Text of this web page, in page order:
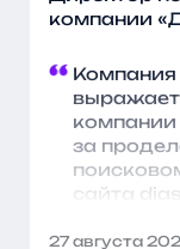
компании
выражает
компании
за
сайта
динамику
27 августа